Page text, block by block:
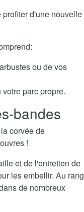
d'une nouvelle
ou de vos
parc propre.
bandes
corvée de
!
et de l'entretien de
les embellir. Au rang
de nombreux